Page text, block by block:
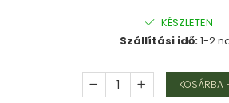
KÉSZLETEN
Szállítási idő:1-2
KOSÁRBA